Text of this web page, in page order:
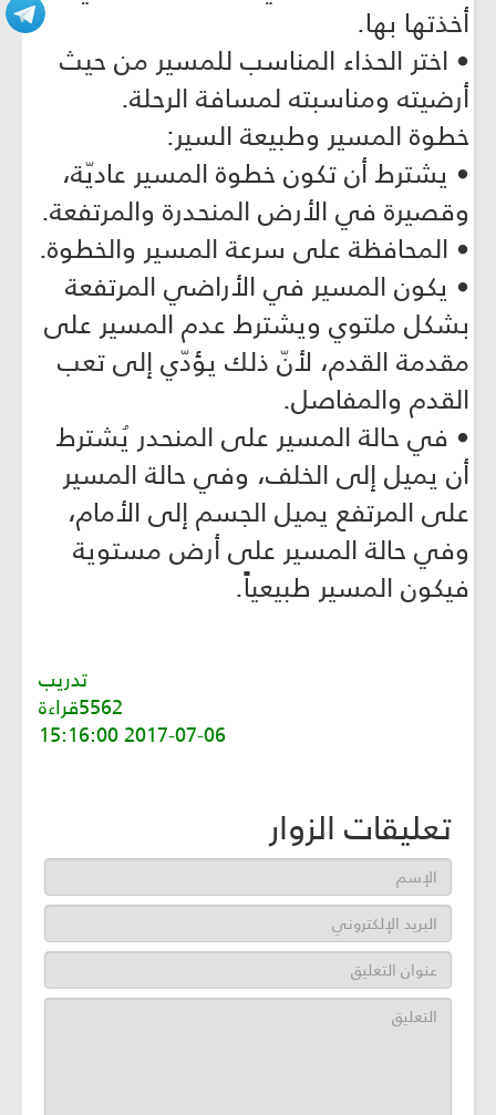
أخذتها بها.
• اختر الحذاء المناسب للمسير من حيث
أرضيته ومناسبته لمسافة الرحلة.
خطوة المسير وطبيعة السير:
• يشترط أن تكون خطوة المسير عاديّة،
وقصيرة في الأرض المنحدرة والمرتفعة.
• المحافظة على سرعة المسير والخطوة.
• يكون المسير في الأراضي المرتفعة
بشكل ملتوي ويشترط عدم المسير على
مقدمة القدم، لأنّ ذلك يؤدّي إلى تعب
القدم والمفاصل.
• في حالة المسير على المنحدر يُشترط
أن يميل إلى الخلف، وفي حالة المسير
على المرتفع يميل الجسم إلى الأمام،
وفي حالة المسير على أرض مستوية
فيكون المسير طبيعياً.
تدريب
5562قراءة
2017-07-06 15:16:00
تعليقات الزوار